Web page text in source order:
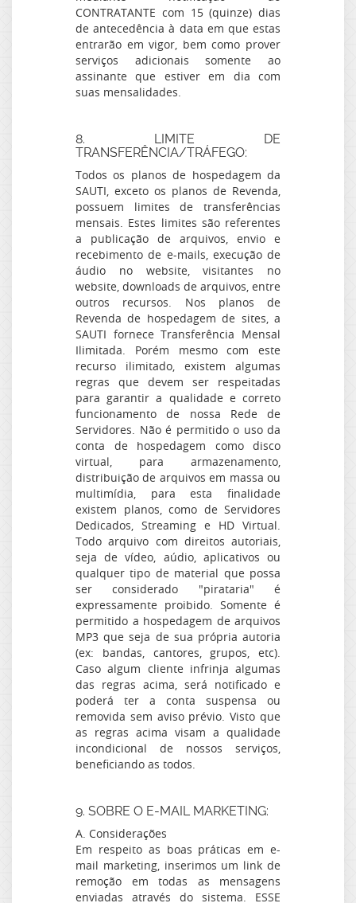
CONTRATANTE com 15 (quinze) dias
de antecedência à data em que estas
entrarão em vigor, bem como prover
serviços adicionais somente ao
assinante que estiver em dia com
suas mensalidades.
8. LIMITE DE
TRANSFERÊNCIA/TRÁFEGO:
Todos os planos de hospedagem da
SAUTI, exceto os planos de Revenda,
possuem limites de transferências
mensais. Estes limites são referentes
a publicação de arquivos, envio e
recebimento de e-mails, execução de
áudio no website, visitantes no
website, downloads de arquivos, entre
outros recursos. Nos planos de
Revenda de hospedagem de sites, a
SAUTI fornece Transferência Mensal
Ilimitada. Porém mesmo com este
recurso ilimitado, existem algumas
regras que devem ser respeitadas
para garantir a qualidade e correto
funcionamento de nossa Rede de
Servidores. Não é permitido o uso da
conta de hospedagem como disco
virtual, para armazenamento,
distribuição de arquivos em massa ou
multimídia, para esta finalidade
existem planos, como de Servidores
Dedicados, Streaming e HD Virtual.
Todo arquivo com direitos autoriais,
seja de vídeo, aúdio, aplicativos ou
qualquer tipo de material que possa
ser considerado "pirataria" é
expressamente proibido. Somente é
permitido a hospedagem de arquivos
MP3 que seja de sua própria autoria
(ex: bandas, cantores, grupos, etc).
Caso algum cliente infrinja algumas
das regras acima, será notificado e
poderá ter a conta suspensa ou
removida sem aviso prévio. Visto que
as regras acima visam a qualidade
incondicional de nossos serviços,
beneficiando as todos.
9. SOBRE O E-MAIL MARKETING:
A. Considerações
Em respeito as boas práticas em e-
mail marketing, inserimos um link de
remoção em todas as mensagens
enviadas através do sistema. ESSE